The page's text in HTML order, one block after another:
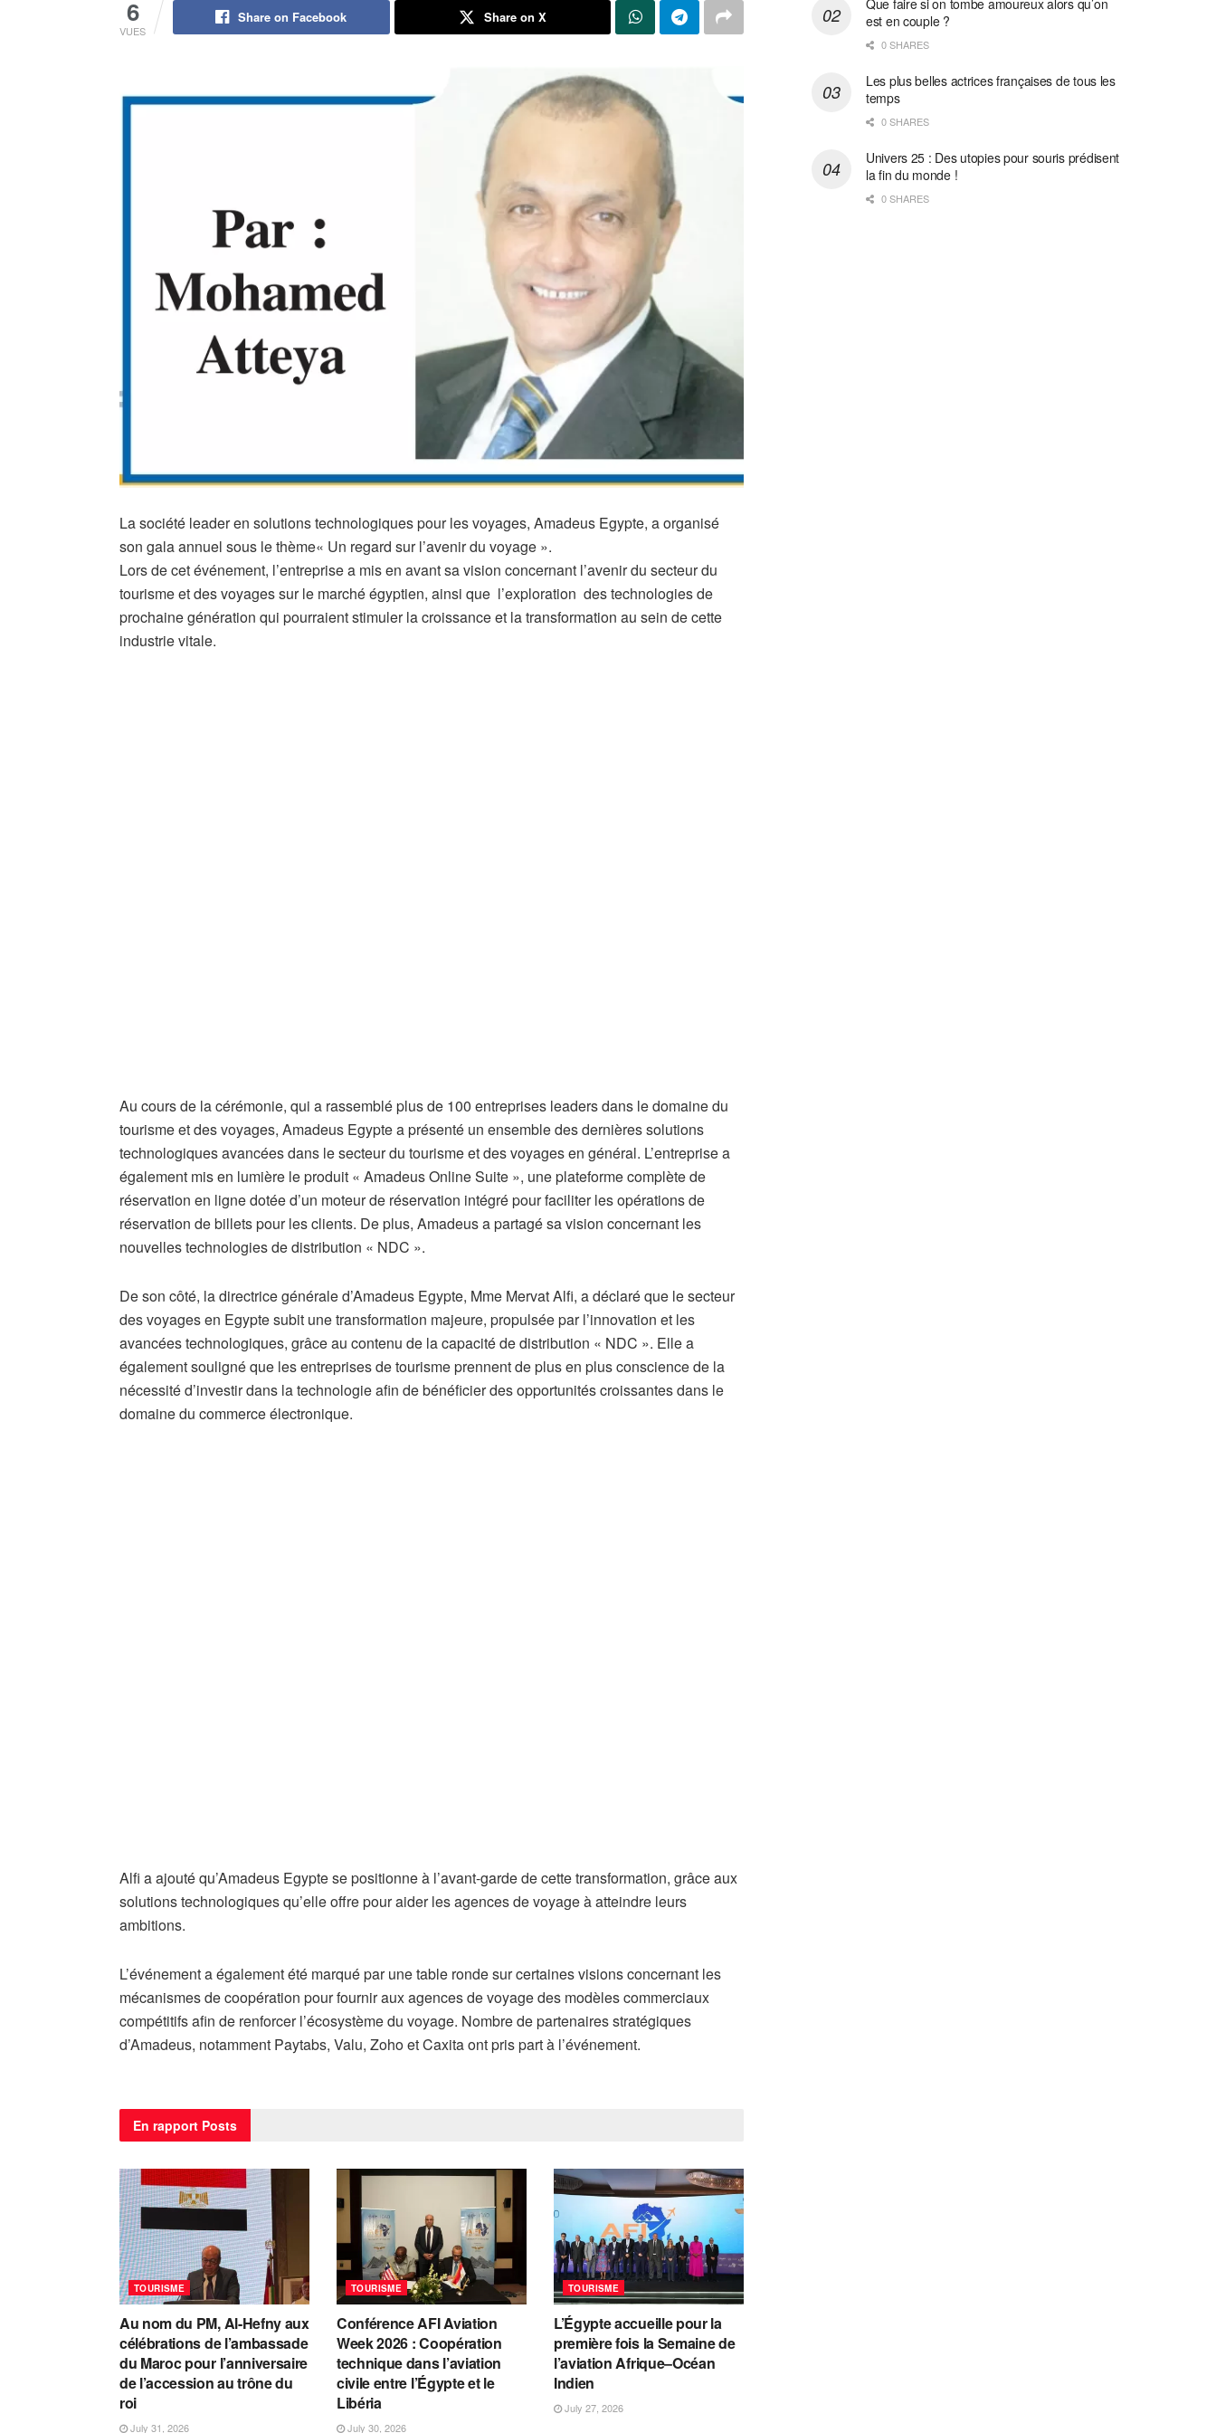
6
VUES
Share on Facebook Share on X
La société leader en solutions technologiques pour les voyages, Amadeus Egypte, a organisé
son gala annuel sous le thème« Un regard sur l’avenir du voyage ».
Lors de cet événement, l’entreprise a mis en avant sa vision concernant l’avenir du secteur du
tourisme et des voyages sur le marché égyptien, ainsi que l’exploration des technologies de
prochaine génération qui pourraient stimuler la croissance et la transformation au sein de cette
industrie vitale.
Au cours de la cérémonie, qui a rassemblé plus de 100 entreprises leaders dans le domaine du
tourisme et des voyages, Amadeus Egypte a présenté un ensemble des dernières solutions
technologiques avancées dans le secteur du tourisme et des voyages en général. L’entreprise a
également mis en lumière le produit « Amadeus Online Suite », une plateforme complète de
réservation en ligne dotée d’un moteur de réservation intégré pour faciliter les opérations de
réservation de billets pour les clients. De plus, Amadeus a partagé sa vision concernant les
nouvelles technologies de distribution « NDC ».
De son côté, la directrice générale d’Amadeus Egypte, Mme Mervat Alfi, a déclaré que le secteur
des voyages en Egypte subit une transformation majeure, propulsée par l’innovation et les
avancées technologiques, grâce au contenu de la capacité de distribution « NDC ». Elle a
également souligné que les entreprises de tourisme prennent de plus en plus conscience de la
nécessité d’investir dans la technologie afin de bénéficier des opportunités croissantes dans le
domaine du commerce électronique.
Alfi a ajouté qu’Amadeus Egypte se positionne à l’avant-garde de cette transformation, grâce aux
solutions technologiques qu’elle offre pour aider les agences de voyage à atteindre leurs
ambitions.
L’événement a également été marqué par une table ronde sur certaines visions concernant les
mécanismes de coopération pour fournir aux agences de voyage des modèles commerciaux
compétitifs afin de renforcer l’écosystème du voyage. Nombre de partenaires stratégiques
d’Amadeus, notamment Paytabs, Valu, Zoho et Caxita ont pris part à l’événement.
En rapport Posts
TOURISME
Au nom du PM, Al-Hefny aux
célébrations de l’ambassade
du Maroc pour l’anniversaire
de l’accession au trône du
roi
July 31, 2026
TOURISME
Conférence AFI Aviation
Week 2026 : Coopération
technique dans l’aviation
civile entre l’Égypte et le
Libéria
July 30, 2026
TOURISME
L’Égypte accueille pour la
première fois la Semaine de
l’aviation Afrique–Océan
Indien
July 27, 2026
est en couple ?
0 SHARES
Les plus belles actrices françaises de tous les
temps
0 SHARES
Univers 25 : Des utopies pour souris prédisent
la fin du monde !
0 SHARES